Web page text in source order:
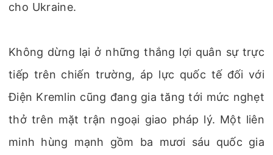
cho Ukraine.
Không dừng lại ở những thắng lợi quân sự trực
tiếp trên chiến trường, áp lực quốc tế đối với
Điện Kremlin cũng đang gia tăng tới mức nghẹt
thở trên mặt trận ngoại giao pháp lý. Một liên
minh hùng mạnh gồm ba mươi sáu quốc gia